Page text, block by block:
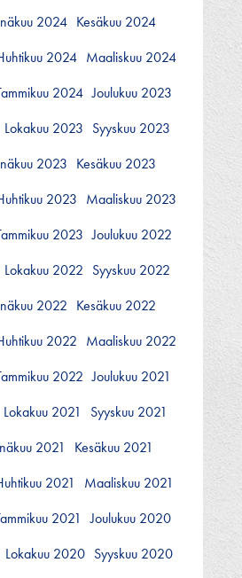
2024 Kesäkuu 2024
2024 Maaliskuu 2024
2024 Joulukuu 2023
Lokakuu 2023 Syyskuu 2023
2023 Kesäkuu 2023
2023 Maaliskuu 2023
2023 Joulukuu 2022
Lokakuu 2022 Syyskuu 2022
2022 Kesäkuu 2022
2022 Maaliskuu 2022
2022 Joulukuu 2021
Lokakuu 2021
Syyskuu 2021
2021
Kesäkuu 2021
2021
Maaliskuu 2021
2021
Joulukuu 2020
Lokakuu 2020 Syyskuu 2020